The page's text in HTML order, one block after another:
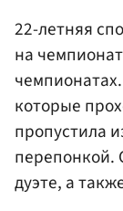
22-летняя
на
которые
пропустила
перепонкой.
дуэте, а